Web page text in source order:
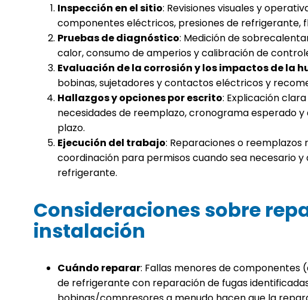
Inspección en el sitio: Revisiones visuales y
componentes eléctricos, presiones de refrigerante,
Pruebas de diagnóstico: Medición de
calor, consumo de amperios y calibración de
Evaluación de la corrosión y los impactos de la
bobinas, sujetadores y contactos eléctricos y
Hallazgos y opciones por escrito: Explicación
necesidades de reemplazo, cronograma esperado
plazo.
Ejecución del trabajo: Reparaciones o reemplazos
coordinación para permisos cuando sea necesario
refrigerante.
Consideraciones sobre
instalación
Cuándo reparar: Fallas menores de
de refrigerante con reparación de fugas